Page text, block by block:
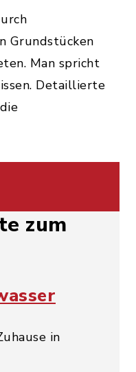
Grundstücken
Man spricht
Detaillierte
zum
in